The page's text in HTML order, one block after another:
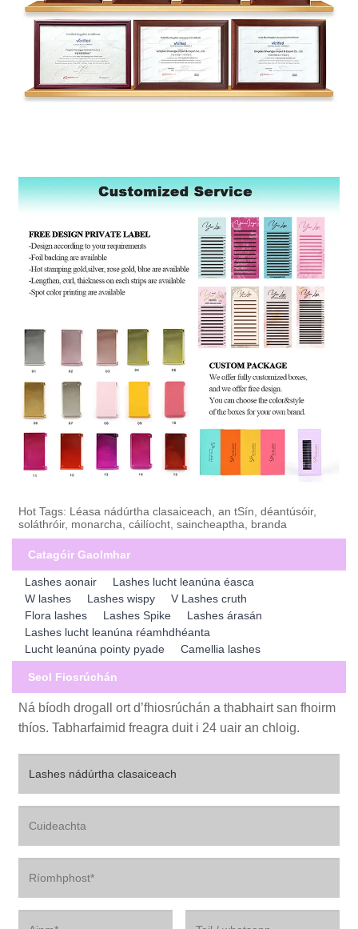
Hot Tags: Léasa nádúrtha clasaiceach, an tSín, déantúsóir,
soláthróir, monarcha, cáilíocht, saincheaptha, branda
Catagóir Gaolmhar
Lashes aonair
Lashes lucht leanúna éasca
W lashes
Lashes wispy
V Lashes cruth
Flora lashes
Lashes Spike
Lashes árasán
Lashes lucht leanúna réamhdhéanta
Lucht leanúna pointy pyade
Camellia lashes
Seol Fiosrúchán
Ná bíodh drogall ort d’fhiosrúchán a thabhairt san fhoirm
thíos. Tabharfaimid freagra duit i 24 uair an chloig.